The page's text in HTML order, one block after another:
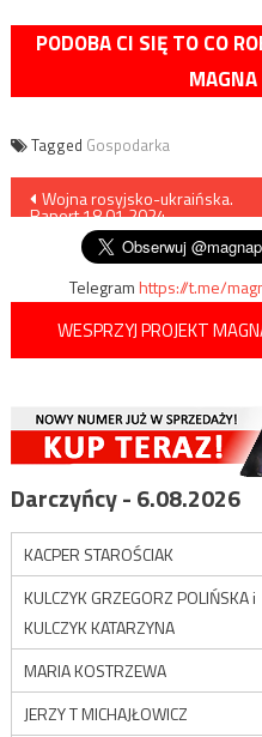
PODOBA CI SIĘ TO CO
Tagged Gospodarka
Nawigacja
wpisu
Wojna rosyjsko-ukraińska.
Raport 18.01.2024
Telegramhttps://t.me/
WESPRZYJ PROJEKT
Darczyńcy - 6.08.2026
KACPER STAROŚCIAK
KULCZYK GRZEGORZ POLIŃSKA i
KULCZYK KATARZYNA
MARIA KOSTRZEWA
JERZY T MICHAJŁOWICZ